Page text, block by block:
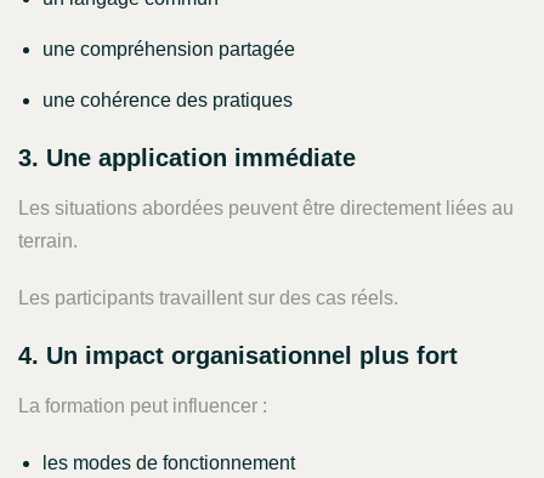
une compréhension partagée
une cohérence des pratiques
3. Une application immédiate
Les situations abordées peuvent être directement liées au
terrain.
Les participants travaillent sur des cas réels.
4. Un impact organisationnel plus fort
La formation peut influencer :
les modes de fonctionnement